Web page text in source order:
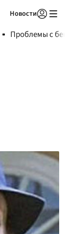
Новости
Проблемы с